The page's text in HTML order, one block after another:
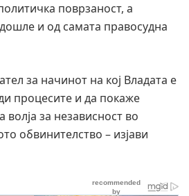
поврзаност, а
и од самата правосудна
за начинот на кој Владата е
процесите и да покаже
волја за независност во
обвинителство – изјави